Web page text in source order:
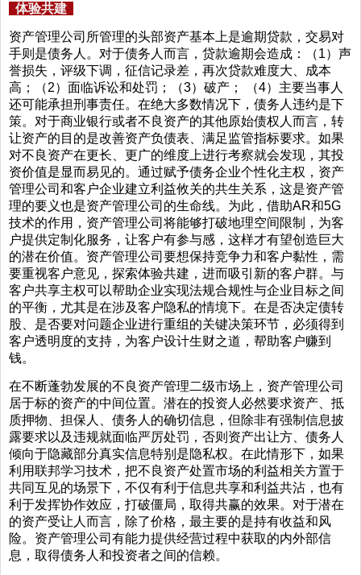
体验共建
资产管理公司所管理的头部资产基本上是逾期贷款，交易对
手则是债务人。对于债务人而言，贷款逾期会造成：（1）声
誉损失，评级下调，征信记录差，再次贷款难度大、成本
高；（2）面临诉讼和处罚；（3）破产； （4）主要当事人
还可能承担刑事责任。在绝大多数情况下，债务人违约是下
策。对于商业银行或者不良资产的其他原始债权人而言，转
让资产的目的是改善资产负债表、满足监管指标要求。如果
对不良资产在更长、更广的维度上进行考察就会发现，其投
资价值是显而易见的。通过赋予债务企业个性化主权，资产
管理公司和客户企业建立利益攸关的共生关系，这是资产管
理的要义也是资产管理公司的生命线。为此，借助AR和5G
技术的作用，资产管理公司将能够打破地理空间限制，为客
户提供定制化服务，让客户有参与感，这样才有望创造巨大
的潜在价值。资产管理公司要想保持竞争力和客户黏性，需
要重视客户意见，探索体验共建，进而吸引新的客户群。与
客户共享主权可以帮助企业实现法规合规性与企业目标之间
的平衡，尤其是在涉及客户隐私的情境下。在是否决定债转
股、是否要对问题企业进行重组的关键决策环节，必须得到
客户透明度的支持，为客户设计生财之道，帮助客户赚到
钱。
在不断蓬勃发展的不良资产管理二级市场上，资产管理公司
居于标的资产的中间位置。潜在的投资人必然要求资产、抵
质押物、担保人、债务人的确切信息，但除非有强制信息披
露要求以及违规就面临严厉处罚，否则资产出让方、债务人
倾向于隐藏部分真实信息特别是隐私权。在此情形下，如果
利用联邦学习技术，把不良资产处置市场的利益相关方置于
共同互见的场景下，不仅有利于信息共享和利益共沾，也有
利于发挥协作效应，打破僵局，取得共赢的效果。对于潜在
的资产受让人而言，除了价格，最主要的是持有收益和风
险。资产管理公司有能力提供经营过程中获取的内外部信
息，取得债务人和投资者之间的信赖。